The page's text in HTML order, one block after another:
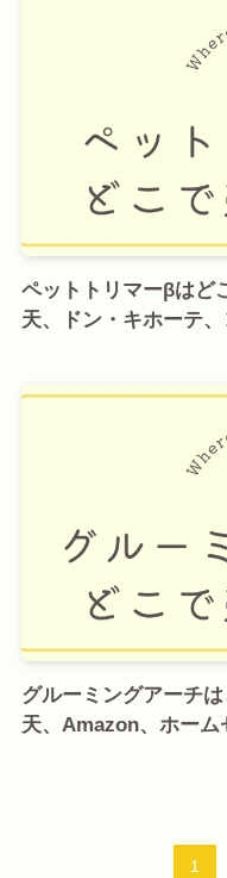
ペットトリマーβはど
天、ドン・キホーテ
グルーミングアーチ
天、Amazon、ホーム
1